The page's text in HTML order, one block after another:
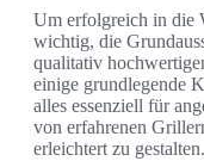
Um erfolgreich in die
wichtig, die
qualitativ
einige grundlegende
alles essenziell für
von erfahrenen
erleichtert zu gestalten.